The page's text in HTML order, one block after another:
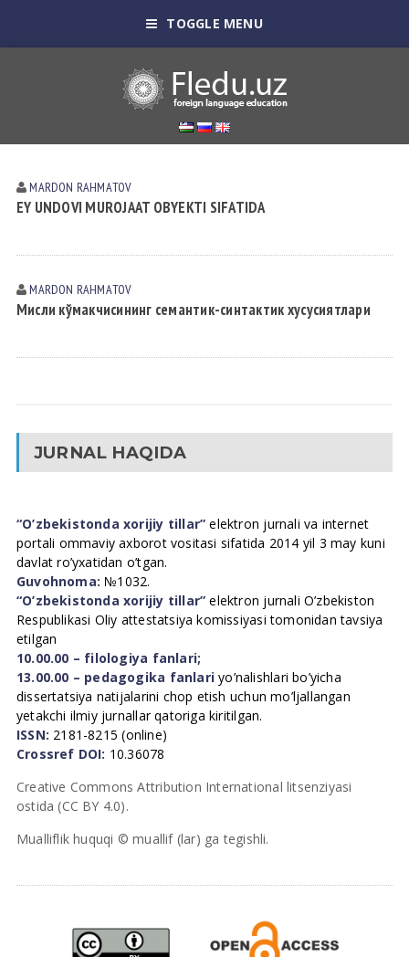
TOGGLE MENU
MARDON RАHMАTOV
EY UNDOVI MUROJAAT OBYEKTI SIFATIDA
MARDON RАHMАTOV
Мисли кўмакчисининг семантик-синтактик хусусиятлари
JURNAL HAQIDA
“O’zbekistonda xorijiy tillar” elektron jurnali va internet
portali ommaviy axborot vositasi sifatida 2014 yil 3 may kuni
davlat ro’yxatidan o’tgan.
Guvohnoma: №1032.
“O’zbekistonda xorijiy tillar” elektron jurnali O’zbekiston
Respublikasi Oliy attestatsiya komissiyasi tomonidan tavsiya
etilgan
10.00.00 – filologiya fanlari;
13.00.00 – pedagogika fanlari yo’nalishlari bo’yicha
dissertatsiya natijalarini chop etish uchun mo’ljallangan
yetakchi ilmiy jurnallar qatoriga kiritilgan.
ISSN: 2181-8215 (online)
Crossref DOI: 10.36078
Creative Commons Attribution International litsenziyasi
ostida (CC BY 4.0).
Mualliflik huquqi © muallif (lar) ga tegishli.